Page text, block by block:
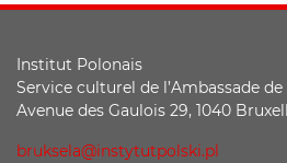
Institut Polonais
Service culturel de l’Ambassade
Avenue des Gaulois 29, 1040
bruksela@instytutpolski.pl